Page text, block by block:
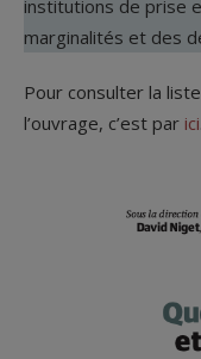
institutions de prise
marginalités et des
Pour consulter la
l’ouvrage, c’est par ici